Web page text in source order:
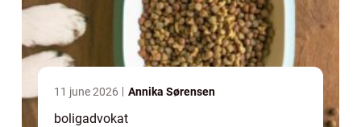
11 june 2026 Annika Sørensen
boligadvokat